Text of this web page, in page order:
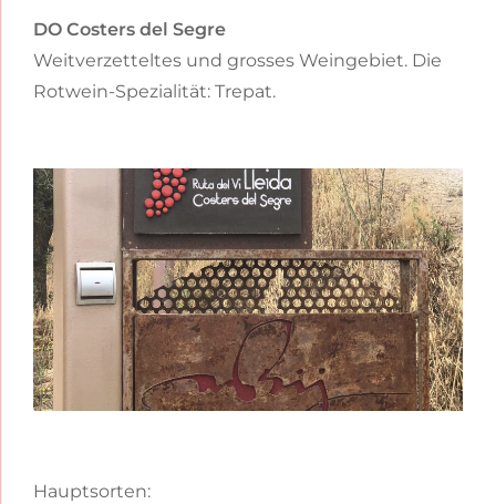
DO Costers del Segre
Weitverzetteltes und grosses Weingebiet. Die
Rotwein-Spezialität: Trepat.
Hauptsorten: